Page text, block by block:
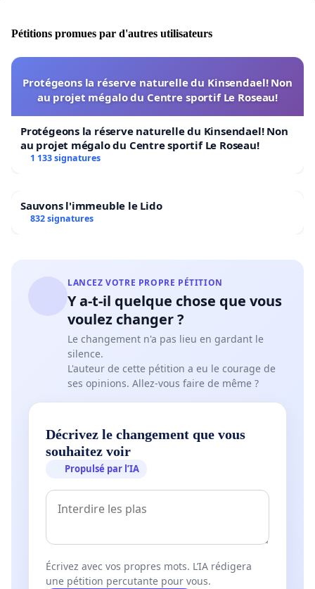
Pétitions promues par d'autres utilisateurs
Protégeons la réserve naturelle du Kinsendael! Non
au projet mégalo du Centre sportif Le Roseau!
Protégeons la réserve naturelle du Kinsendael! Non
au projet mégalo du Centre sportif Le Roseau!
1 133 signatures
Sauvons l'immeuble le Lido
832 signatures
LANCEZ VOTRE PROPRE PÉTITION
Y a-t-il quelque chose que vous
voulez changer ?
Le changement n'a pas lieu en gardant le
silence.
L'auteur de cette pétition a eu le courage de
ses opinions. Allez-vous faire de même ?
Décrivez le changement que vous
souhaitez voir
Propulsé par l’IA
Écrivez avec vos propres mots. L’IA rédigera
une pétition percutante pour vous.